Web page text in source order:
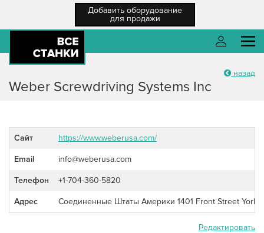
Добавить оборудование
для продажи
О компании
Разместить ТЗ
Справка
Войти
Забыли пароль?
назад
Weber Screwdriving Systems Inc
Сайт https://www.weberusa.com/
Email info@weberusa.com
Телефон +1-704-360-5820
Адрес Соединенные Штаты Америки 1401 Front Street
Редактировать